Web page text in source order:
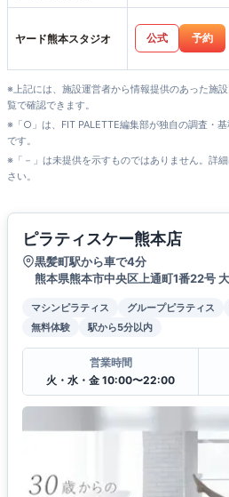
ヤード熊本スタジオ 公式 予約
※上記には、施設運営者から情報提供のあった施
覧で確認できます。
※「○」は、FIT PALETTE編集部が独自の調査・
です。
※「－」は未提供を示すものではありません。詳
さい。
ピラティスケー熊本店
黒髪町駅から車で4分
熊本県熊本市中央区上通町1番22号
マシンピラティス グループピラティス
無料体験
駅から5分以内
営業時間
火・水・金 10:00〜22:00